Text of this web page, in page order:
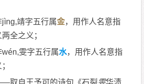
jìng,靖字五行属金，用作人名意指
全之义；
wén,雯字五行属水，用作人名意指
取自王予可的诗句《石裂雯华渍